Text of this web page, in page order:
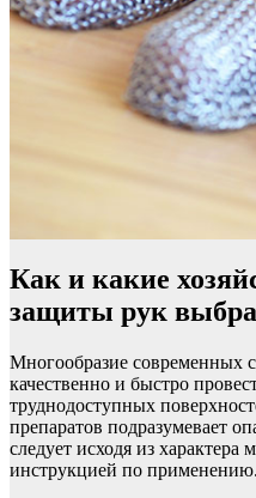
Как и какие
защиты рук
Многообразие современных
качественно и быстро
труднодоступных
препаратов подразумевает
следует исходя из характера
инструкцией по применению.